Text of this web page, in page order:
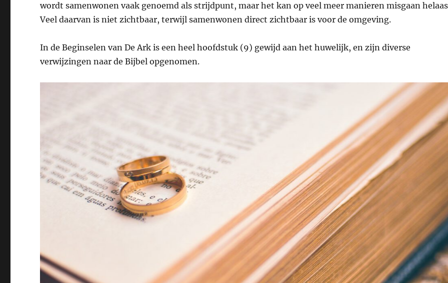
wordt samenwonen vaak genoemd als strijdpunt, maar het kan op veel meer manieren misgaan
Veel daarvan is niet zichtbaar, terwijl samenwonen direct zichtbaar is voor de omgeving.
In de Beginselen van De Ark is een heel hoofdstuk (9) gewijd aan het huwelijk, en zijn diverse
verwijzingen naar de Bijbel opgenomen.